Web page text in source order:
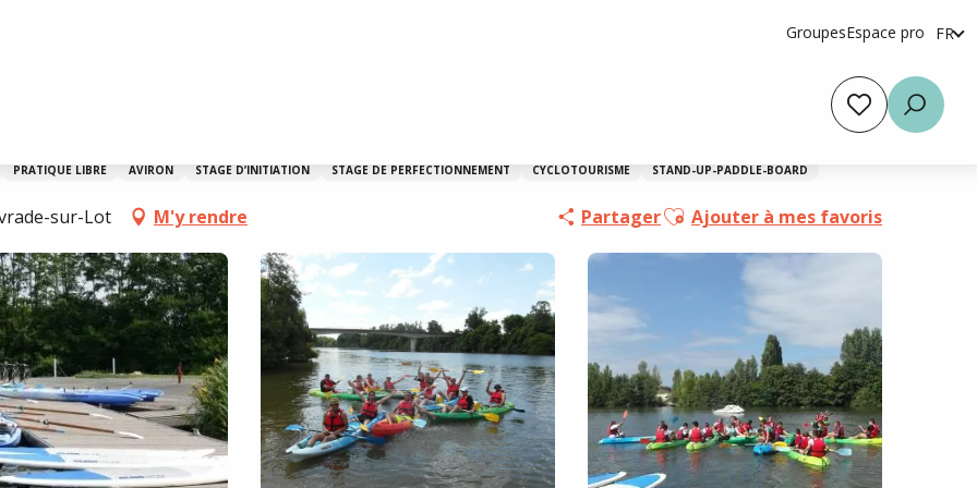
GroupesEspace pro FR
es
PRATIQUE LIBRE AVIRON STAGE D’INITIATION STAGE DE PERFECTIONNEMENT CYCLOTOURISME STAND-UP-PADDLE-BOARD
sur-Lot M'y rendre PartagerAjouter aux favoris
Ajouter à mes favoris